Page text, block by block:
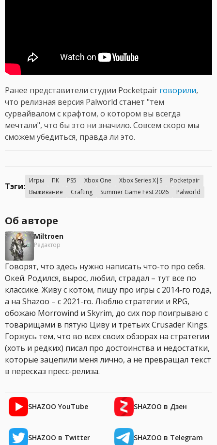
Ранее представители студии Pocketpair говорили,
что релизная версия Palworld станет "тем
сурвайвалом с крафтом, о котором вы всегда
мечтали", что бы это ни значило. Совсем скоро мы
сможем убедиться, правда ли это.
Тэги:
Игры ПК PS5 Xbox One Xbox Series X|S
Pocketpair
Выживание
Crafting Summer Game Fest 2026 Palworld
Об авторе
Miltroen
Редактор
Говорят, что здесь нужно написать что-то про себя.
Окей. Родился, вырос, любил, страдал – тут все по
классике. Живу с котом, пишу про игры с 2014-го года,
а на Shazoo – с 2021-го. Люблю стратегии и RPG,
обожаю Morrowind и Skyrim, до сих пор поигрываю с
товарищами в пятую Циву и третьих Crusader Kings.
Горжусь тем, что во всех своих обзорах на стратегии
(хоть и редких) писал про достоинства и недостатки,
которые зацепили меня лично, а не превращал текст
в пересказ пресс-релиза.
SHAZOO YouTube SHAZOO в Дзен
SHAZOO в Twitter SHAZOO в Telegram